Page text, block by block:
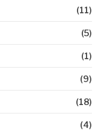
(11)
(5)
(1)
(9)
(18)
(4)